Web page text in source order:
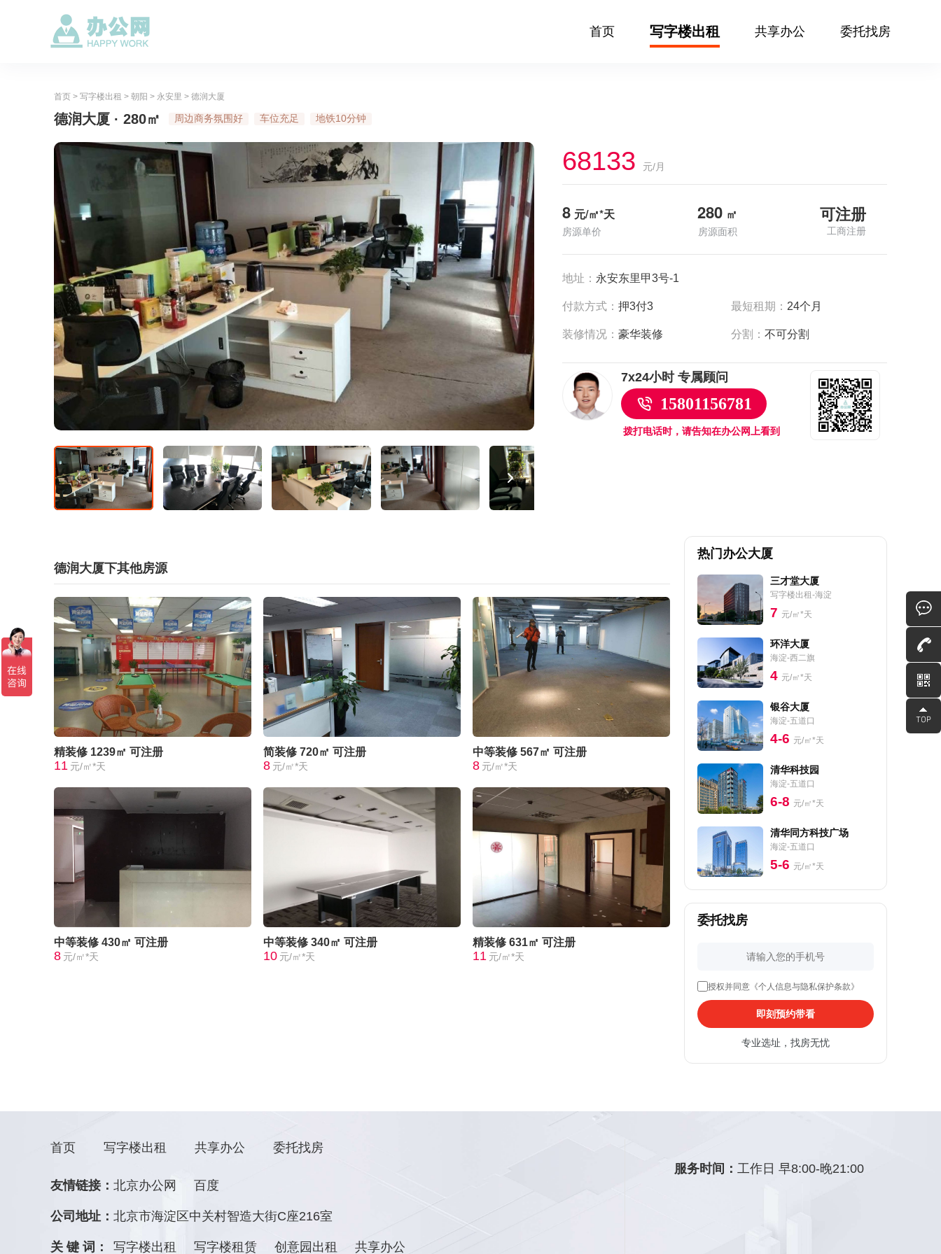
首页 写字楼出租 共享办公 委托找房
首页 > 写字楼出租 > 朝阳 > 永安里 > 德润大厦
德润大厦 · 280㎡ 周边商务氛围好 车位充足 地铁10分钟
68133 元/月
8 元/㎡*天
房源单价
280 ㎡
房源面积
可注册
工商注册
地址： 永安东里甲3号-1
付款方式： 押3付3 最短租期： 24个月
装修情况： 豪华装修 分割：不可分割
7x24小时 专属顾问
15801156781
拨打电话时，请告知在办公网上看到
德润大厦下其他房源
精装修 1239㎡ 可注册
11 元/㎡*天
简装修 720㎡ 可注册
8 元/㎡*天
中等装修 567㎡ 可注册
8 元/㎡*天
中等装修 430㎡ 可注册
8 元/㎡*天
中等装修 340㎡ 可注册
10 元/㎡*天
精装修 631㎡ 可注册
11 元/㎡*天
热门办公大厦
三才堂大厦
写字楼出租-海淀
7 元/㎡*天
环洋大厦
海淀-西二旗
4 元/㎡*天
银谷大厦
海淀-五道口
4-6 元/㎡*天
清华科技园
海淀-五道口
6-8 元/㎡*天
清华同方科技广场
海淀-五道口
5-6 元/㎡*天
委托找房
授权并同意《个人信息与隐私保护条款》
即刻预约带看
专业选址，找房无忧
首页 写字楼出租 共享办公 委托找房
友情链接： 北京办公网 百度
公司地址： 北京市海淀区中关村智造大街C座216室
关 键 词： 写字楼出租 写字楼租赁 创意园出租 共享办公
服务时间：工作日 早8:00-晚21:00